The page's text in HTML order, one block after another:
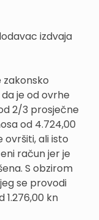
izdvaja
je od ovrhe
2/3 prosječne
od 4.724,00
ovršiti, ali isto
račun jer je
S obzirom
se provodi
1.276,00 kn